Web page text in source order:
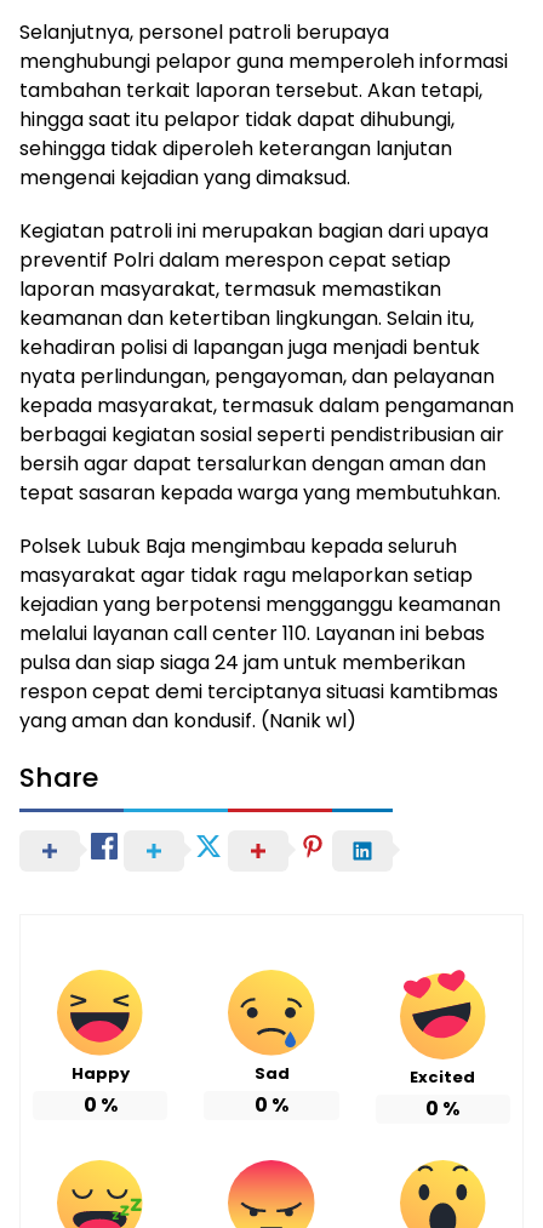
Selanjutnya, personel patroli berupaya
menghubungi pelapor guna memperoleh informasi
tambahan terkait laporan tersebut. Akan tetapi,
hingga saat itu pelapor tidak dapat dihubungi,
sehingga tidak diperoleh keterangan lanjutan
mengenai kejadian yang dimaksud.
Kegiatan patroli ini merupakan bagian dari upaya
preventif Polri dalam merespon cepat setiap
laporan masyarakat, termasuk memastikan
keamanan dan ketertiban lingkungan. Selain itu,
kehadiran polisi di lapangan juga menjadi bentuk
nyata perlindungan, pengayoman, dan pelayanan
kepada masyarakat, termasuk dalam pengamanan
berbagai kegiatan sosial seperti pendistribusian air
bersih agar dapat tersalurkan dengan aman dan
tepat sasaran kepada warga yang membutuhkan.
Polsek Lubuk Baja mengimbau kepada seluruh
masyarakat agar tidak ragu melaporkan setiap
kejadian yang berpotensi mengganggu keamanan
melalui layanan call center 110. Layanan ini bebas
pulsa dan siap siaga 24 jam untuk memberikan
respon cepat demi terciptanya situasi kamtibmas
yang aman dan kondusif. (Nanik wl)
Share
Happy
0 %
Sad
0 %
Excited
0 %